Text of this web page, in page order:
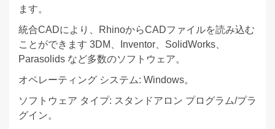
ます。
統合CADにより、RhinoからCADファイルを読み込む
ことができます 3DM、Inventor、SolidWorks、
Parasolids など多数のソフトウェア。
オペレーティング システム: Windows。
ソフトウェア タイプ: スタンドアロン プログラム/プラ
グイン。